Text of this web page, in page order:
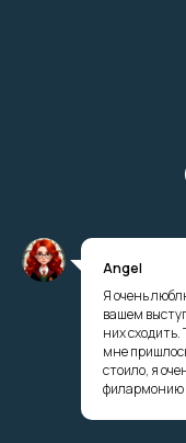
Angel
Я очень
вашем
них сходить.
мне
стоило, я
филармонию